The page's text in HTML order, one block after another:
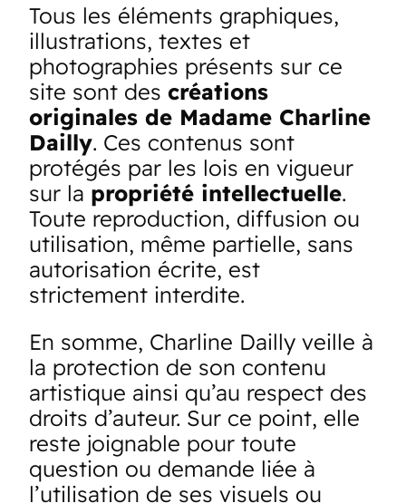
Tous les éléments graphiques,
illustrations, textes et
photographies présents sur ce
site sont des créations
originales de Madame Charline
Dailly. Ces contenus sont
protégés par les lois en vigueur
sur la propriété intellectuelle.
Toute reproduction, diffusion ou
utilisation, même partielle, sans
autorisation écrite, est
strictement interdite.
En somme, Charline Dailly veille à
la protection de son contenu
artistique ainsi qu’au respect des
droits d’auteur. Sur ce point, elle
reste joignable pour toute
question ou demande liée à
l’utilisation de ses visuels ou